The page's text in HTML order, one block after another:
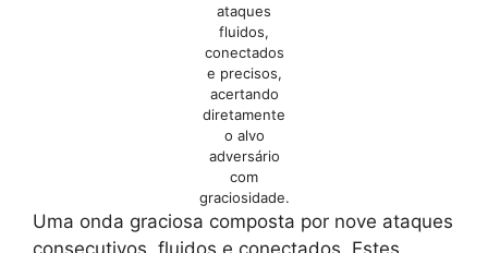
ataques
fluidos,
conectados
e precisos,
acertando
diretamente
o alvo
adversário
com
graciosidade.
Uma onda graciosa composta por nove ataques
consecutivos, fluidos e conectados. Estes